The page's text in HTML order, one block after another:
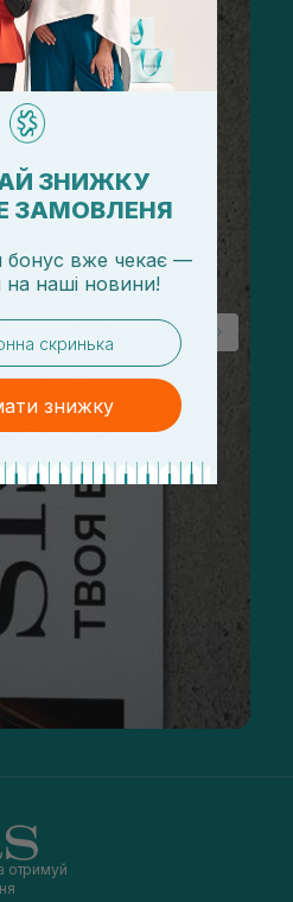
отримуй
ЗНИЖКУ
ЗАМОВЛЕНЯ
бонус вже чекає —
на наші новини!
знижку